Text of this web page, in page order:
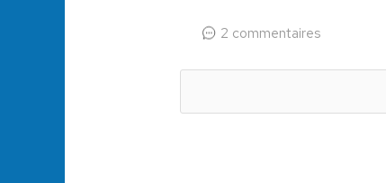
2 commentaires